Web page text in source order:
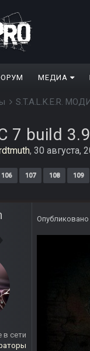
МЕДИА
S.T.A.L.K.E.R.
7 build
, 30 августа,
106 107 108 109
в сети
Опубликовано